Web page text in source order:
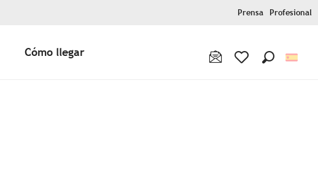
Prensa Profesional
Cómo llegar